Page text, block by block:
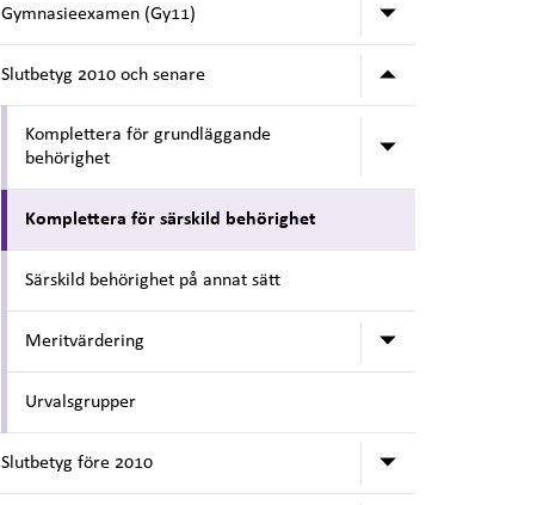
Gymnasieexamen (Gy11) Undermeny
Slutbetyg 2010 och senare Undermeny
Komplettera för grundläggande
behörighet
Undermeny
Komplettera för särskild behörighet
Särskild behörighet på annat sätt
Meritvärdering Undermeny
Urvalsgrupper
Slutbetyg före 2010 Undermeny